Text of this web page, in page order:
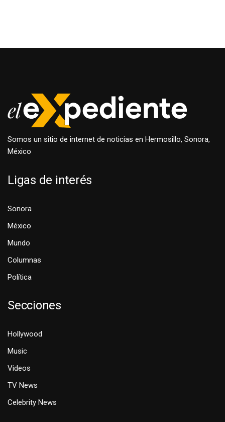
Somos un sitio de internet de noticias en Hermosillo, Sonora,
México
Ligas de interés
Sonora
México
Mundo
Columnas
Política
Secciones
Hollywood
Music
Videos
TV News
Celebrity News